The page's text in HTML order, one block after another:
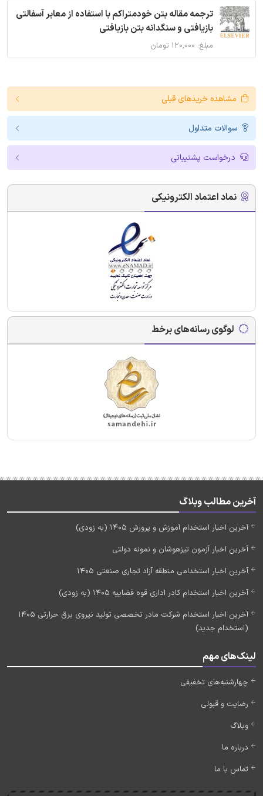
ترجمه مقاله بتن خودمتراکم با استفاده از معابر آسفالتی
بازیافتی و سنگدانه بتن بازیافتی
مبلغ: ۱۲۰,۰۰۰ تومان
مشاهده خریدهای قبلی
سوالات متداول
درخواست پشتیبانی
نماد اعتماد الکترونیکی
لوگوی رسانه‌های برخط
آخرین مطالب وبلاگ
آخرین اخبار استخدام آموزش و پرورش 1405 (به زودی)
آخرین اخبار آزمون تیزهوشان و نمونه دولتی
آخرین اخبار استخدامی منطقه آزاد تجاری صنعتی 1405
آخرین اخبار استخدام کادر اداری قوه قضاییه 1405 (به زودی)
آخرین اخبار استخدام شرکت مادر تخصصی تولید نیروی برق حرارتی 1405
(استخدام جدید)
لینک‌های مهم
چهارشنبه‌های تخفیفی
رضایت و قبولی
وبلاگ
درباره ما
تماس با ما